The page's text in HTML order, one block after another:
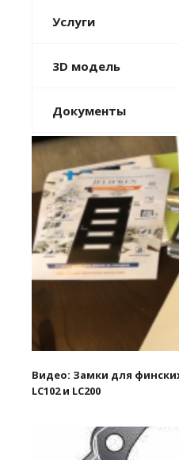
Услуги
3D модель
Документы
Видео: Замки для
LC102 и LC200